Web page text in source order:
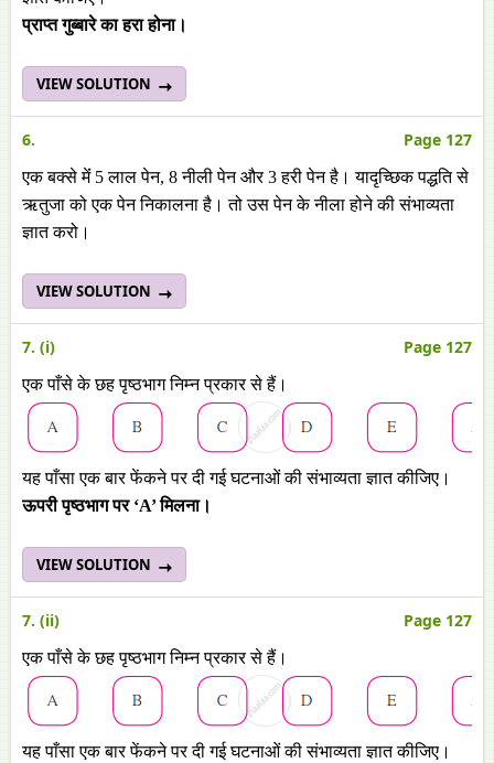
प्राप्त गुब्बारे का हरा होना।
VIEW SOLUTION
6. Page 127
एक बक्से मेंं 5 लाल पेन, 8 नीली पेन और 3 हरी पेन है। यादृच्छिक पद्धति से
ऋतुजा को एक पेन निकालना है। तो उस पेन के नीला होने की संभाव्यता
ज्ञात करो।
VIEW SOLUTION
7. (i) Page 127
एक पाँसे के छह पृष्ठभाग निम्न प्रकार से हैं।
यह पाँसा एक बार फेंकने पर दी गई घटनाओं की संभाव्यता ज्ञात कीजिए।
ऊपरी पृष्ठभाग पर ‘A’ मिलना।
VIEW SOLUTION
7. (ii) Page 127
एक पाँसे के छह पृष्ठभाग निम्न प्रकार से हैं।
यह पाँसा एक बार फेंकने पर दी गई घटनाओं की संभाव्यता ज्ञात कीजिए।